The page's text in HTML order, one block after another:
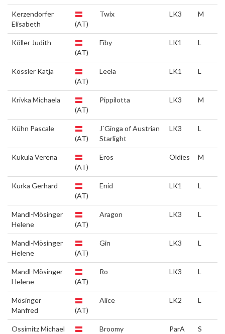
Kerzendorfer
Elisabeth
(AT)
Twix LK3 M
Köller Judith
(AT)
Fiby LK1 L
Kössler Katja
(AT)
Leela LK1 L
Krivka Michaela
(AT)
Pippilotta LK3 M
Kühn Pascale
(AT)
J`Ginga of Austrian
Starlight
LK3 L
Kukula Verena
(AT)
Eros Oldies M
Kurka Gerhard
(AT)
Enid LK1 L
Mandl-Mösinger
Helene
(AT)
Aragon LK3 L
Mandl-Mösinger
Helene
(AT)
Gin LK3 L
Mandl-Mösinger
Helene
(AT)
Ro LK3 L
Mösinger
Manfred
(AT)
Alice LK2 L
Ossimitz Michael
Broomy ParA S